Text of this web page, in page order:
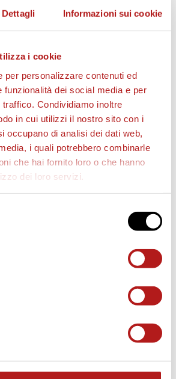
Dettagli Informazioni sui cookie
i cookie
per personalizzare contenuti ed
funzionalità dei social media e per
Condividiamo inoltre
in cui utilizzi il nostro sito con i
occupano di analisi dei dati web,
i quali potrebbero combinarle
che hai fornito loro o che hanno
dei loro servizi.
AGOSTO.
i 3 anninon è necessario
TOMBOLATO
STADIO
27